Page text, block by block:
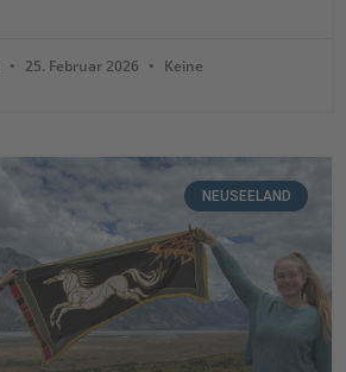
25. Februar 2026
Keine
NEUSEELAND